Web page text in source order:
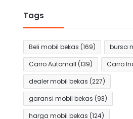
Tags
Beli mobil bekas (169) bursa
Carro Automall (139) Carro
dealer mobil bekas (227)
garansi mobil bekas (93)
harga mobil bekas (124)